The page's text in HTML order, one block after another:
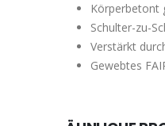
Körperbetont
Schulter-zu-
Verstärkt
Gewebtes